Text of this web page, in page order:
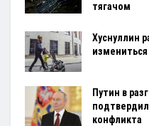
тягачом
Хуснуллин
измениться
Путин в
конфликта